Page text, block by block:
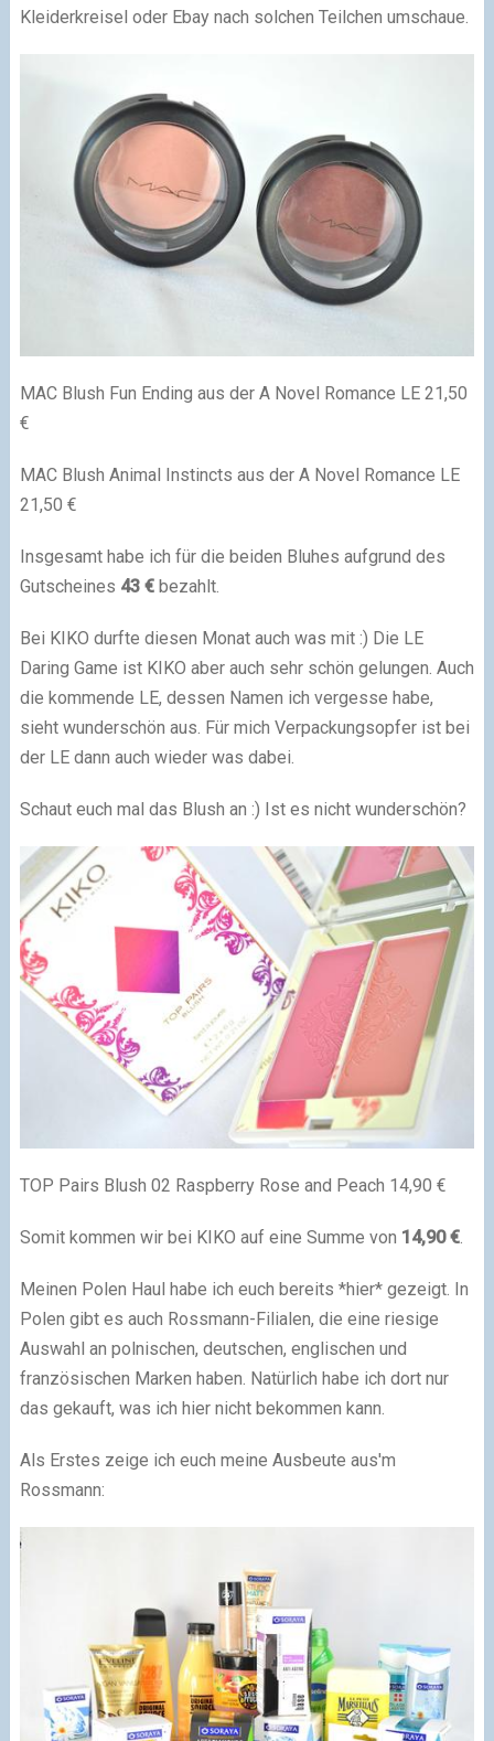
Kleiderkreisel oder Ebay nach solchen Teilchen umschaue.
MAC Blush Fun Ending aus der A Novel Romance LE 21,50
€
MAC Blush Animal Instincts aus der A Novel Romance LE
21,50 €
Insgesamt habe ich für die beiden Bluhes aufgrund des
Gutscheines 43 €bezahlt.
Bei KIKO durfte diesen Monat auch was mit :) Die LE
Daring Game ist KIKO aber auch sehr schön gelungen. Auch
die kommende LE, dessen Namen ich vergesse habe,
sieht wunderschön aus. Für mich Verpackungsopfer ist bei
der LE dann auch wieder was dabei.
Schaut euch mal das Blush an :) Ist es nicht wunderschön?
TOP Pairs Blush 02 Raspberry Rose and Peach 14,90 €
Somit kommen wir bei KIKO auf eine Summe von 14,90 €.
Meinen Polen Haul habe ich euch bereits *hier* gezeigt. In
Polen gibt es auch Rossmann-Filialen, die eine riesige
Auswahl an polnischen, deutschen, englischen und
französischen Marken haben. Natürlich habe ich dort nur
das gekauft, was ich hier nicht bekommen kann.
Als Erstes zeige ich euch meine Ausbeute aus'm
Rossmann: